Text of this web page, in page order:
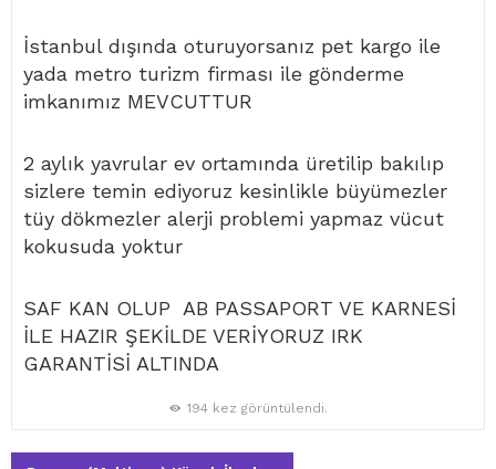
İstanbul dışında oturuyorsanız pet kargo ile
yada metro turizm firması ile gönderme
imkanımız MEVCUTTUR
2 aylık yavrular ev ortamında üretilip bakılıp
sizlere temin ediyoruz kesinlikle büyümezler
tüy dökmezler alerji problemi yapmaz vücut
kokusuda yoktur
SAF KAN OLUP AB PASSAPORT VE KARNESİ
İLE HAZIR ŞEKİLDE VERİYORUZ IRK
GARANTİSİ ALTINDA
194 kez görüntülendi.